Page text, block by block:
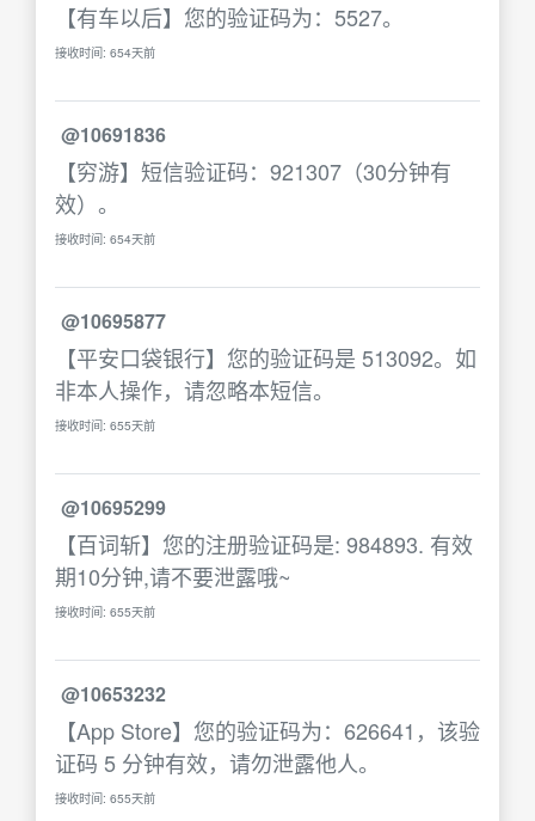
【有车以后】您的验证码为：5527。
接收时间: 654天前
@10691836
【穷游】短信验证码：921307（30分钟有
效）。
接收时间: 654天前
@10695877
【平安口袋银行】您的验证码是 513092。如
非本人操作，请忽略本短信。
接收时间: 655天前
@10695299
【百词斩】您的注册验证码是: 984893. 有效
期10分钟,请不要泄露哦~
接收时间: 655天前
@10653232
【App Store】您的验证码为：626641，该验
证码 5 分钟有效，请勿泄露他人。
接收时间: 655天前